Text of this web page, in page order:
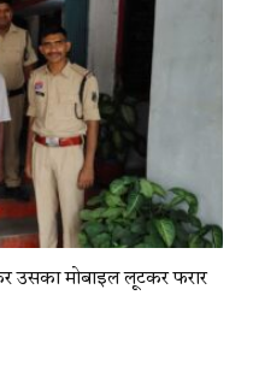
उसका मोबाइल लूटकर फरार